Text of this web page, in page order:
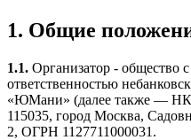
1. Общие
1.1. Организатор - общество
ответственностью
«ЮМани» (далее также —
115035, город Москва,
2, ОГРН 1127711000031.